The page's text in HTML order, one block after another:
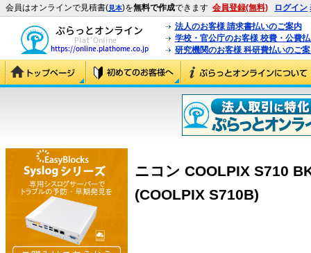
会員はオンラインで見積書(見本)を無料で作成できます 会員登録(無料) ログイン
法人のお客様 請求書払いのご案内
学校・官公庁のお客様 校費・公費
研究機関のお客様 科研費払いのご
ニコン COOLPIX S710
(COOLPIX S710B)